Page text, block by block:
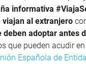
informativa
viajan al extranjero
adoptar antes
que pueden acudir
Española de